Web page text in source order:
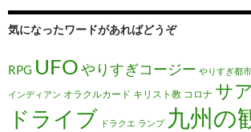
気になったワードがあればどうぞ
RPG UFOやりすぎコージー やりすぎ都
インディアン オラクルカード キリスト教 コロナ サ
ドライブ ドラクエ ランプ 九州の